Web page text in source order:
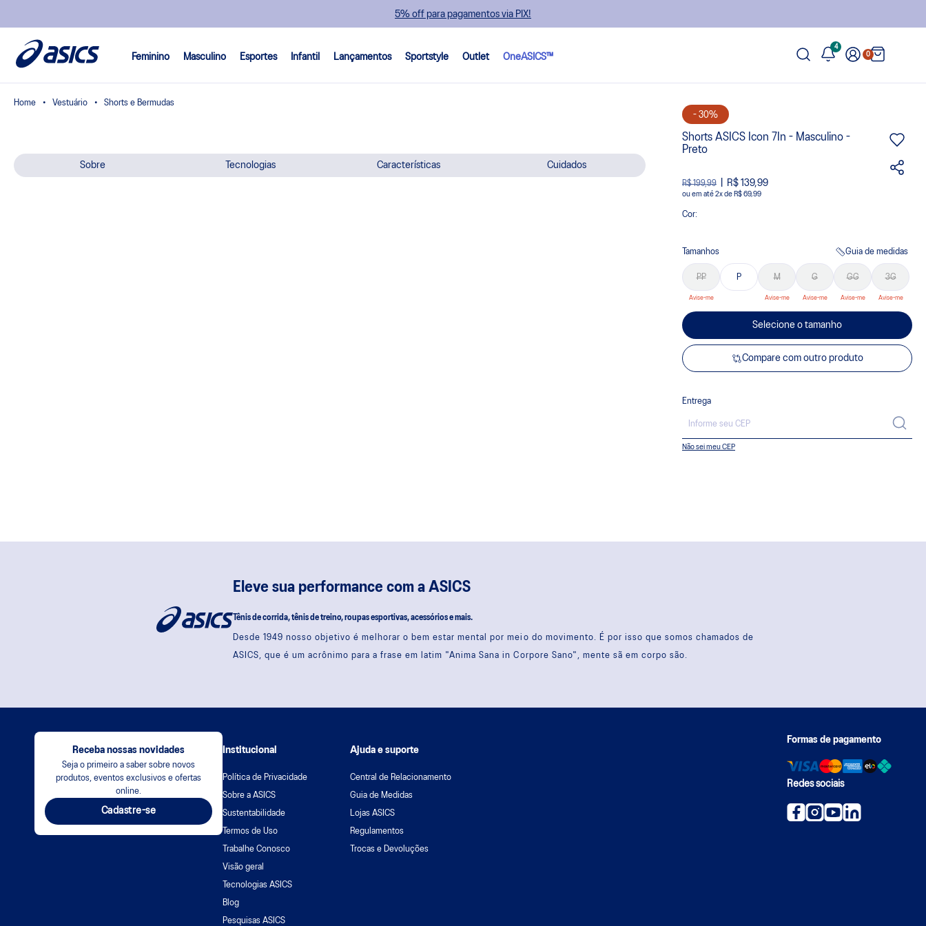
5% off para pagamentos via PIX!
Feminino Masculino Esportes Infantil Lançamentos Sportstyle Outlet OneASICS™
4
0
Vestuário Shorts e Bermudas
Sobre Tecnologias Características Cuidados
- 30%
Shorts ASICS Icon 7In - Masculino -
Preto
R$ 199,99 R$ 139,99
ou 2x de R$ 69,99
Cor:
Tamanhos Guia de medidas
PP P M G GG 3G
Selecione o tamanho
Compare com outro produto
Entrega
Não sei meu CEP
Eleve sua performance com a ASICS
Tênis de corrida, tênis de treino, roupas esportivas, acessórios e mais.
Desde 1949 nosso objetivo é melhorar o bem estar mental por meio do movimento. É por isso que somos chamados de
ASICS, que é um acrônimo para a frase em latim "Anima Sana in Corpore Sano", mente sã em corpo são.
Receba nossas novidades
Seja o primeiro a saber sobre novos
produtos, eventos exclusivos e ofertas
online.
Cadastre-se
Institucional
Política de Privacidade
Sobre a ASICS
Sustentabilidade
Termos de Uso
Trabalhe Conosco
Visão geral
Tecnologias ASICS
Blog
Pesquisas ASICS
Ajuda e suporte
Central de Relacionamento
Guia de Medidas
Lojas ASICS
Regulamentos
Trocas e Devoluções
Formas de pagamento
Redes sociais